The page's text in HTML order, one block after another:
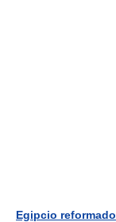
Egipcio reformado